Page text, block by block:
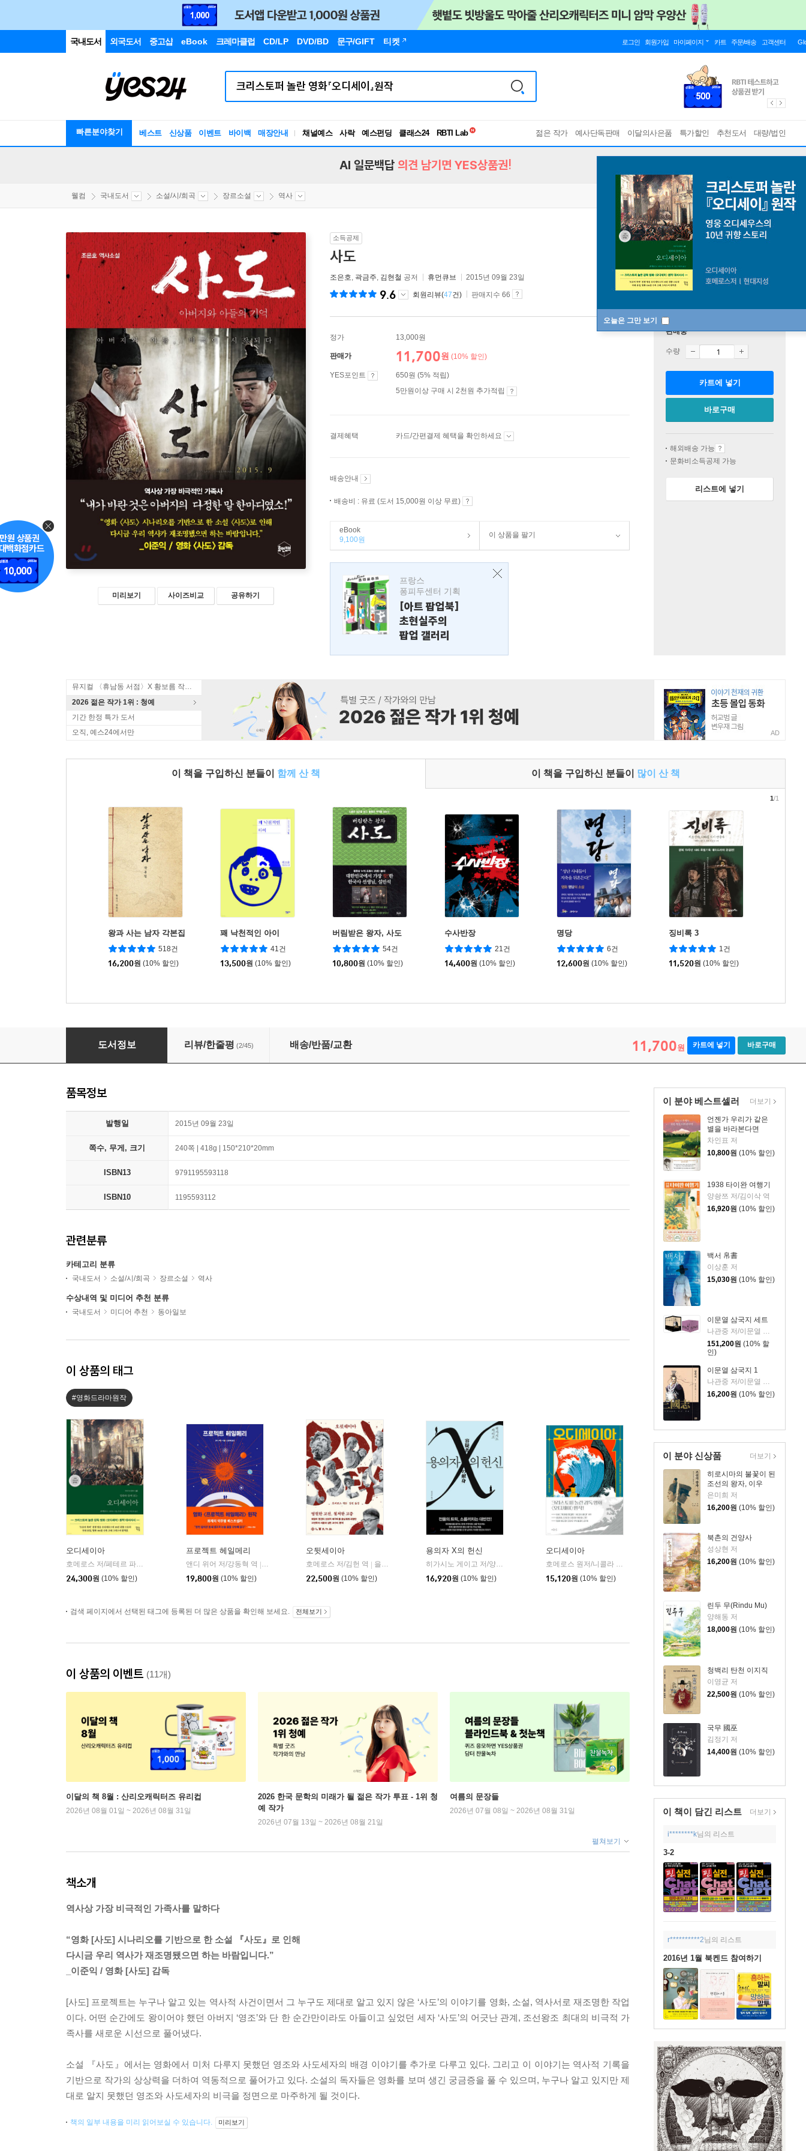
국내도서 외국도서 중고샵 eBook 크레마클럽 CD/LP DVD/BD 문구/GIFT 티켓 로그인 회원가입 마이페이지 카트 주문/배송 고객센터
빠른분야찾기 베스트 신상품 이벤트 바이백 매장안내 채널예스 사락 예스펀딩 클래스24
독서유형검사
젊은 작가 예사단독판매 이달의사은품 특가할인 추천도서 대량/법인
오늘은 그만 보기
AI 일문백답 의견 남기면 YES상품권!
웰컴 국내도서 소설/시/희곡 장르소설 역사
미리보기 사이즈비교 공유하기
소득공제
사도
조은호, 곽금주, 김현철 공저 휴먼큐브 2015년 09월 23일
9.6 회원리뷰(47건) 판매지수 66
정가 13,000원
판매가 11,700원 (10% 할인)
YES포인트
650원 (5% 적립)
5만원이상 구매 시 2천원 추가적립
결제혜택 카드/간편결제 혜택을 확인하세요
배송안내
배송비 : 유료 (도서 15,000원 이상 무료)
eBook
9,100원
이 상품을 팔기
프랑스
퐁피두센터 기획
[아트 팝업북]
초현실주의
팝업 갤러리
판매중
수량
카트에 넣기
바로구매
해외배송 가능
문화비소득공제 가능
리스트에 넣기
뮤지컬 〈휴남동 서점〉X 황보름 작가 북토크
2026 젊은 작가 1위 : 청예
기간 한정 특가 도서
오직, 예스24에서만
AD
이 책을 구입하신 분들이 함께 산 책 이 책을 구입하신 분들이 많이 산 책
왕과 사는 남자 각본집
518건
16,200원 (10% 할인)
꽤 낙천적인 아이
41건
13,500원 (10% 할인)
버림받은 왕자, 사도
54건
10,800원 (10% 할인)
수사반장
21건
14,400원 (10% 할인)
명당
6건
12,600원 (10% 할인)
징비록 3
1건
11,520원 (10% 할인)
1/1
도서정보 리뷰/한줄평 (2/45) 배송/반품/교환 11,700원 카트에 넣기 바로구매
이 분야 베스트셀러
언젠가 우리가 같은
별을 바라본다면
차인표 저
10,800원 (10% 할인)
1938 타이완 여행기
양솽쯔 저/김이삭 역
16,920원 (10% 할인)
백서 帛書
이상훈 저
15,030원 (10% 할인)
이문열 삼국지 세트
나관중 저/이문열 평역/정문 그림
151,200원 (10% 할
인)
이문열 삼국지 1
나관중 저/이문열 평역/정문 그림
16,200원 (10% 할인)
더보기
이 분야 신상품
히로시마의 불꽃이 된
조선의 왕자, 이우
은미희 저
16,200원 (10% 할인)
북촌의 건양사
성상현 저
16,200원 (10% 할인)
린두 무(Rindu Mu)
양해동 저
18,000원 (10% 할인)
청백리 탄천 이지직
이영균 저
22,500원 (10% 할인)
국무 國巫
김정기 저
14,400원 (10% 할인)
더보기
이 책이 담긴 리스트 더보기
i********k님의 리스트
3-2
r**********2님의 리스트
2016년 1월 북켄드 참여하기
품목정보
발행일 2015년 09월 23일
쪽수, 무게, 크기 240쪽 | 418g | 150*210*20mm
ISBN13 9791195593118
ISBN10 1195593112
관련분류
카테고리 분류
국내도서 소설/시/희곡 장르소설 역사
수상내역 및 미디어 추천 분류
국내도서 미디어 추천 동아일보
이 상품의 태그
#영화드라마원작
오디세이아
호메로스 저/페테르 파울 루벤스 그림/박문재 역
현대지성
24,300원 (10% 할인)
프로젝트 헤일메리
앤디 위어 저/강동혁 역
알에이치코리아(RHK)
19,800원 (10% 할인)
오뒷세이아
호메로스 저/김헌 역
을유문화사
22,500원 (10% 할인)
용의자 X의 헌신
히가시노 게이고 저/양억관 역
16,920원 (10% 할인)
오디세이아
호메로스 원저/니콜라 친퀘티 글/데시데리아 귀치아르디니 그림/이승수 역
15,120원 (10% 할인)
검색 페이지에서 선택된 태그에 등록된 더 많은 상품을 확인해 보세요. 전체보기
이 상품의 이벤트 (11개)
이달의 책 8월 : 산리오캐릭터즈 유리컵
2026년 08월 01일 ~ 2026년 08월 31일
2026 한국 문학의 미래가 될 젊은 작가 투표 - 1위 청
예 작가
2026년 07월 13일 ~ 2026년 08월 21일
여름의 문장들
2026년 07월 08일 ~ 2026년 08월 31일
펼쳐보기
책소개
역사상 가장 비극적인 가족사를 말하다
“영화 [사도] 시나리오를 기반으로 한 소설 『사도』로 인해
다시금 우리 역사가 재조명됐으면 하는 바람입니다.”
_이준익 / 영화 [사도] 감독
[사도] 프로젝트는 누구나 알고 있는 역사적 사건이면서 그 누구도 제대로 알고 있지 않은 ‘사도’의 이야기를 영화, 소설, 역사서로 재조명한 작업
이다. 어떤 순간에도 왕이어야 했던 아버지 ‘영조’와 단 한 순간만이라도 아들이고 싶었던 세자 ‘사도’의 어긋난 관계, 조선왕조 최대의 비극적 가
족사를 새로운 시선으로 풀어냈다.
소설 『사도』에서는 영화에서 미처 다루지 못했던 영조와 사도세자의 배경 이야기를 추가로 다루고 있다. 그리고 이 이야기는 역사적 기록을
기반으로 작가의 상상력을 더하여 역동적으로 풀어가고 있다. 소설의 독자들은 영화를 보며 생긴 궁금증을 풀 수 있으며, 누구나 알고 있지만 제
대로 알지 못했던 영조와 사도세자의 비극을 정면으로 마주하게 될 것이다.
책의 일부 내용을 미리 읽어보실 수 있습니다. 미리보기